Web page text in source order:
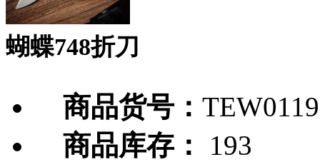
蝴蝶748折刀
商品货号：
商品库存：
193